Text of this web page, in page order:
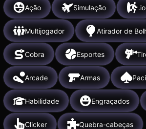
Ação Simulação .io
Multijogador Atirador de
Cobra Esportes
Arcade Armas
Habilidade Engraçados
Clicker Quebra-cabeças